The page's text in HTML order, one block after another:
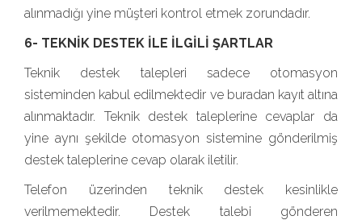
alınmadığı yine müşteri kontrol etmek zorundadır.
6- TEKNİK DESTEK İLE İLGİLİ ŞARTLAR
Teknik destek talepleri sadece otomasyon
sisteminden kabul edilmektedir ve buradan kayıt altına
alınmaktadır. Teknik destek taleplerine cevaplar da
yine aynı şekilde otomasyon sistemine gönderilmiş
destek taleplerine cevap olarak iletilir.
Telefon üzerinden teknik destek kesinlikle
verilmemektedir. Destek talebi gönderen